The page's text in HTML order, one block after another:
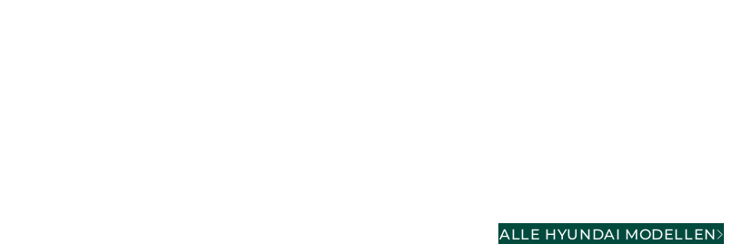
ALLE HYUNDAI MODELLEN